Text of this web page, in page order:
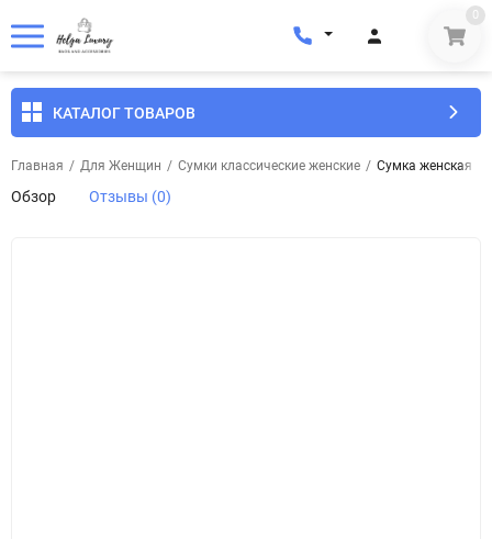
0
КАТАЛОГ ТОВАРОВ
Главная / Для Женщин / Сумки классические женские / Сумка женская
Обзор Отзывы (0)